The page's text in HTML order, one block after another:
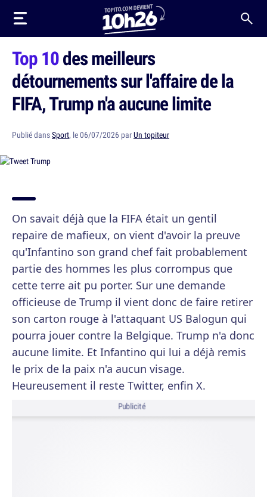
Top 10des meilleurs
détournements sur l'affaire de la
FIFA, Trump n'a aucune limite
Publié dansSport, le 06/07/2026 parUn topiteur
On savait déjà que la FIFA était un gentil
repaire de mafieux, on vient d'avoir la preuve
qu'Infantino son grand chef fait probablement
partie des hommes les plus corrompus que
cette terre ait pu porter. Sur une demande
officieuse de Trump il vient donc de faire retirer
son carton rouge à l'attaquant US Balogun qui
pourra jouer contre la Belgique. Trump n'a donc
aucune limite. Et Infantino qui lui a déjà remis
le prix de la paix n'a aucun visage.
Heureusement il reste Twitter, enfin X.
Publicité